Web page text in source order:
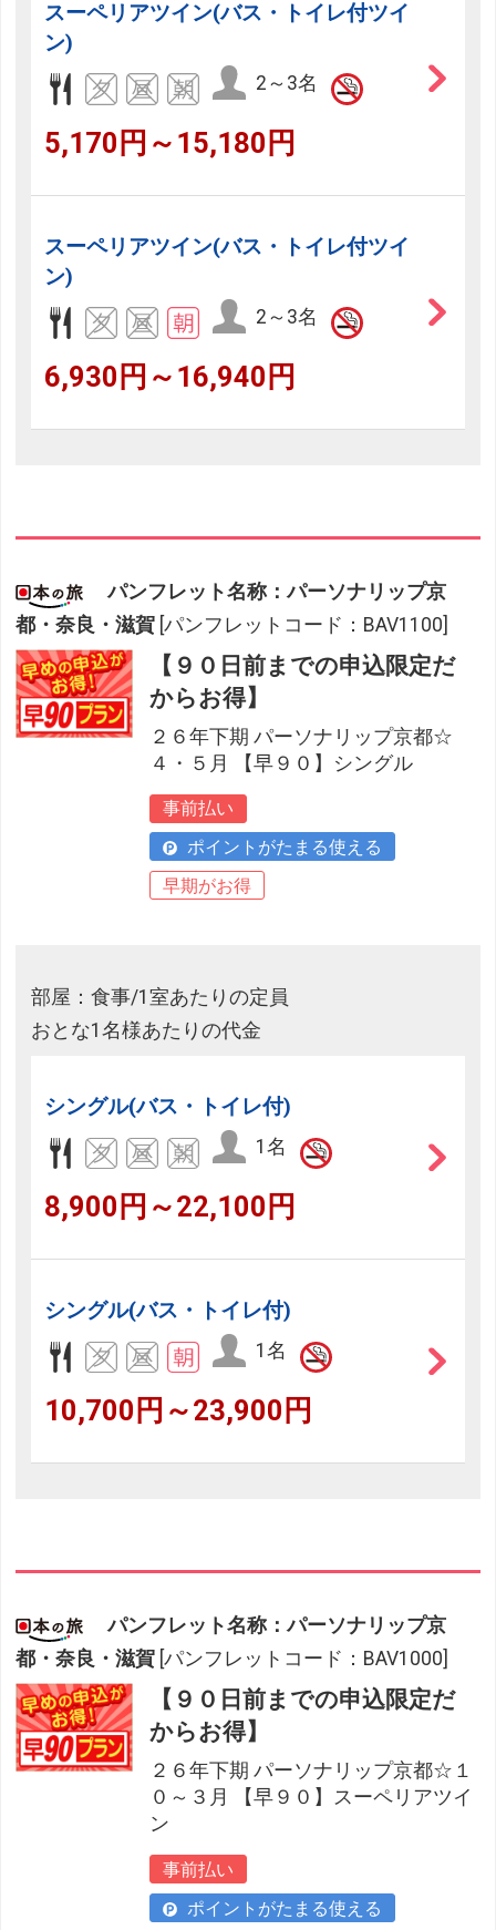
スーペリアツイン(バス・トイレ付ツイ
ン)
2～3名
5,170円～15,180円
スーペリアツイン(バス・トイレ付ツイ
ン)
2～3名
6,930円～16,940円
パンフレット名称：パーソナリップ京
都・奈良・滋賀 [パンフレットコード：BAV1100]
【９０日前までの申込限定だ
からお得】
２６年下期 パーソナリップ京都☆
４・５月 【早９０】シングル
事前払い
ポイントがたまる使える
早期がお得
部屋：食事/1室あたりの定員
おとな1名様あたりの代金
シングル(バス・トイレ付)
1名
8,900円～22,100円
シングル(バス・トイレ付)
1名
10,700円～23,900円
パンフレット名称：パーソナリップ京
都・奈良・滋賀 [パンフレットコード：BAV1000]
【９０日前までの申込限定だ
からお得】
２６年下期 パーソナリップ京都☆１
０～３月 【早９０】スーペリアツイ
ン
事前払い
ポイントがたまる使える